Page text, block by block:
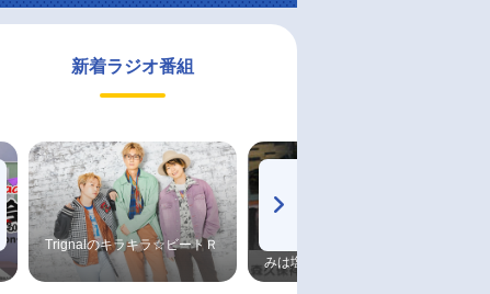
新着ラジオ番組
Trignalのキラキラ☆ビートＲ
みは塩だけ